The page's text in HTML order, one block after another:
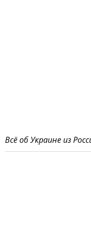
Всё об Украине из